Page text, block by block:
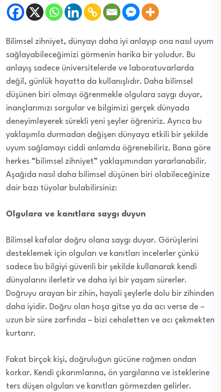
Bilimsel zihniyet, dünyayı daha iyi anlayıp ona nasıl uyum
sağlayabileceğimizi görmenin harika bir yoludur. Bu
anlayış sadece üniversitelerde ve laboratuvarlarda
değil, günlük hayatta da kullanışlıdır. Daha bilimsel
düşünen biri olmayı öğrenmekle olgulara saygı duyar,
inançlarımızı sorgular ve bilgimizi gerçek dünyada
deneyimleyerek sürekli yeni şeyler öğreniriz. Ayrıca bu
yaklaşımla durmadan değişen dünyaya etkili bir şekilde
uyum sağlamayı ciddi anlamda öğrenebiliriz. Bana göre
herkes “bilimsel zihniyet” yaklaşımından yararlanabilir.
Aşağıda nasıl daha bilimsel düşünen biri olabileceğinize
dair bazı tüyolar bulabilirsiniz:
Olgulara ve kanıtlara saygı duyun
Bilimsel kafalar doğru olana saygı duyar. Görüşlerini
desteklemek için olguları ve kanıtları incelerler çünkü
sadece bu bilgiyi güvenli bir şekilde kullanarak kendi
dünyalarını ilerletir ve daha iyi bir yaşam sürerler.
Doğruyu arayan bir zihin, hayali şeylerle dolu bir zihinden
daha iyidir. Doğru olan hoşa gitse ya da acı verse de –
uzun bir süre zarfında – bizi cehaletten ve acı çekmekten
kurtarır.
Fakat birçok kişi, doğruluğun gücüne rağmen ondan
korkar. Kendi çıkarımlarına, ön yargılarına ve isteklerine
ters düşen olguları ve kanıtları görmezden gelirler.